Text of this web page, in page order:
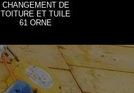
CHANGEMENT DE
TOITURE ET TUILE
61 ORNE